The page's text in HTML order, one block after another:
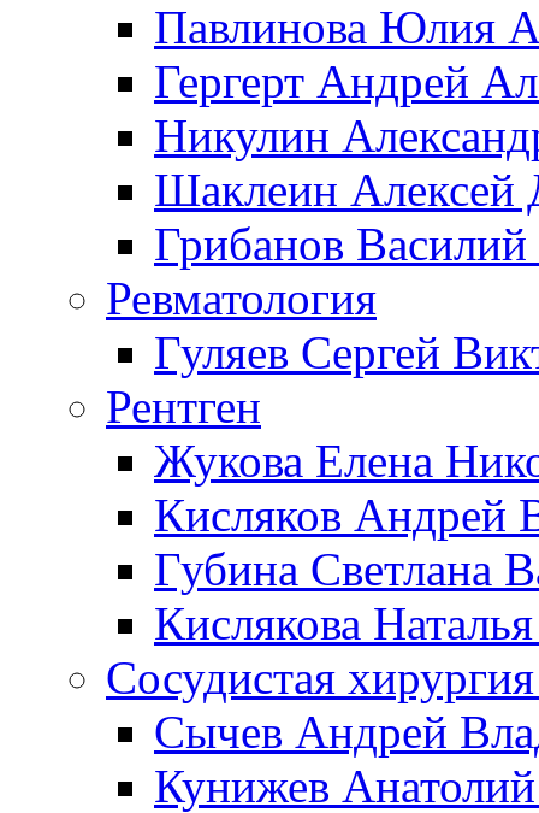
Павлинова Юлия
Гергерт Андрей
Никулин
Шаклеин Алексей
Грибанов Василий
Ревматология
Гуляев Сергей
Рентген
Жукова Елена
Кисляков Андрей
Губина Светлана
Кислякова
Сосудистая
Сычев Андрей
Кунижев